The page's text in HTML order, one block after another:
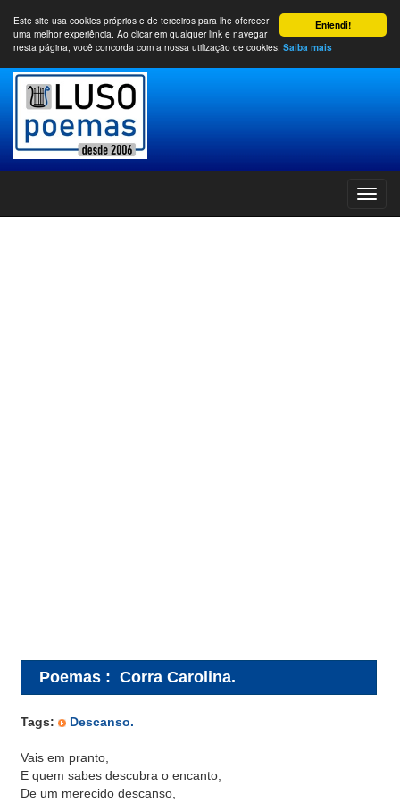
Entendi!
Este site usa cookies próprios e de terceiros para lhe oferecer
uma melhor experiência. Ao clicar em qualquer link e navegar
nesta página, você concorda com a nossa utilização de cookies. Saiba mais
Poemas : Corra Carolina.
Tags: Descanso.
Vais em pranto,
E quem sabes descubra o encanto,
De um merecido descanso,